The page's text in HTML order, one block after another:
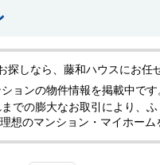
しなら、藤和ハウスにお任
ョンの物件情報を掲載中です
での膨大なお取引により、
想のマンション・マイホーム